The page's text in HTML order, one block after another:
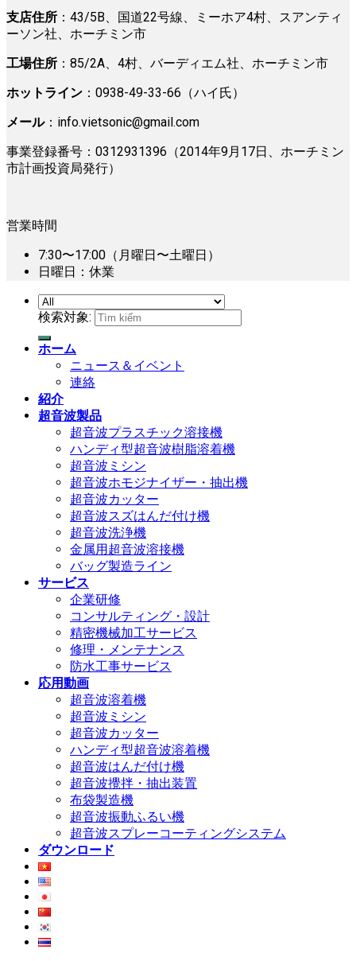
支店住所 ：43/5B、国道22号線、ミーホア4村、スアンティ
ーソン社、ホーチミン市
工場住所 ：85/2A、4村、バーディエム社、ホーチミン市
ホットライン ：0938-49-33-66（ハイ氏）
メール： info.vietsonic@gmail.com
事業登録番号：0312931396（2014年9月17日、ホーチミン
市計画投資局発行）
営業時間
7:30〜17:00（月曜日〜土曜日）
日曜日：休業
検索対象:
ホーム
ニュース＆イベント
連絡
紹介
超音波製品
超音波プラスチック溶接機
ハンディ型超音波樹脂溶着機
超音波ミシン
超音波ホモジナイザー・抽出機
超音波カッター
超音波スズはんだ付け機
超音波洗浄機
金属用超音波溶接機
バッグ製造ライン
サービス
企業研修
コンサルティング・設計
精密機械加工サービス
修理・メンテナンス
防水工事サービス
応用動画
超音波溶着機
超音波ミシン
超音波カッター
ハンディ型超音波溶着機
超音波はんだ付け機
超音波攪拌・抽出装置
布袋製造機
超音波振動ふるい機
超音波スプレーコーティングシステム
ダウンロード